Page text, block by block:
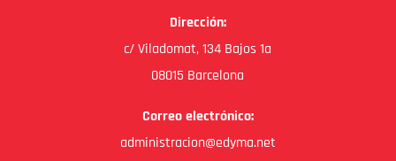
Dirección:
c/ Viladomat, 134 Bajos 1a
08015 Barcelona
Correo electrónico:
administracion@edyma.net